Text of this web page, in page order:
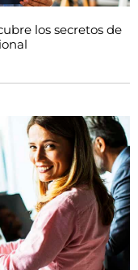
los secretos de